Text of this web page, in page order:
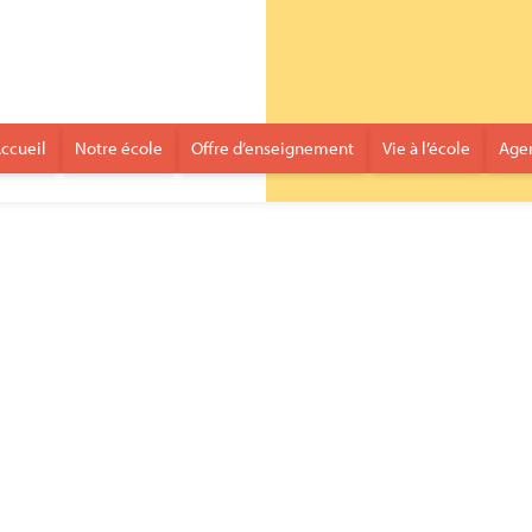
Notre école Offre d’enseignement Vie à l’école